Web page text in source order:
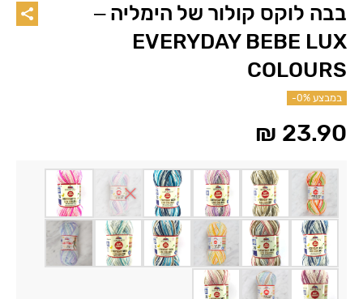
בבה לוקס קולור של הימליה –
EVERYDAY BEBE LUX
COLOURS
במבצע -0%
₪ 23.90